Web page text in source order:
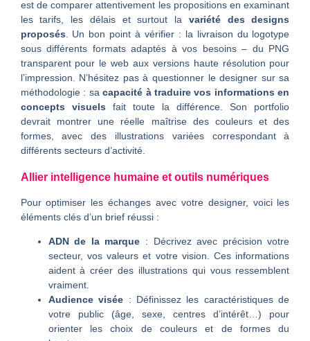
est de comparer attentivement les propositions en examinant
les tarifs, les délais et surtout la variété des designs
proposés. Un bon point à vérifier : la livraison du logotype
sous différents formats adaptés à vos besoins – du PNG
transparent pour le web aux versions haute résolution pour
l’impression. N’hésitez pas à questionner le designer sur sa
méthodologie : sacapacité à traduire vos informations en
concepts visuels fait toute la différence. Son portfolio
devrait montrer une réelle maîtrise des couleurs et des
formes, avec des illustrations variées correspondant à
différents secteurs d’activité.
Allier intelligence humaine et outils numériques
Pour optimiser les échanges avec votre designer, voici les
éléments clés d’un brief réussi :
ADN de la marque : Décrivez avec précision votre
secteur, vos valeurs et votre vision. Ces informations
aident à créer des illustrations qui vous ressemblent
vraiment.
Audience visée : Définissez les caractéristiques de
votre public (âge, sexe, centres d’intérêt…) pour
orienter les choix de couleurs et de formes du